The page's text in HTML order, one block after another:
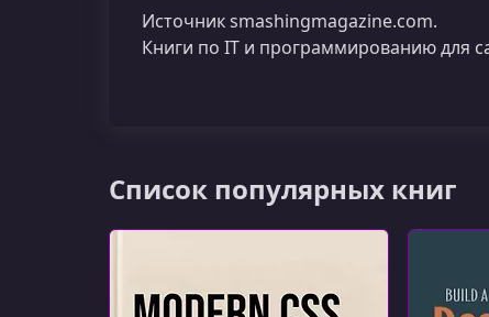
Источник smashingmagazine.com.
Книги по IT и программированию для
Список популярных книг